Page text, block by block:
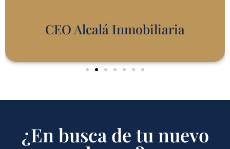
CEO Alcalá Inmobiliaria
¿En busca de tu nuevo